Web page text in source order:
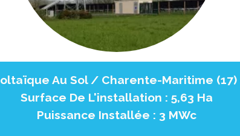
Au Sol / Charente-Maritime (17)
Surface De L'installation : 5,63 Ha
Puissance Installée : 3 MWc